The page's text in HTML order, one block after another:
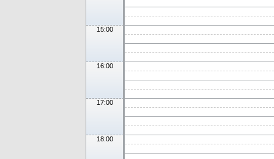
15:00
16:00
17:00
18:00